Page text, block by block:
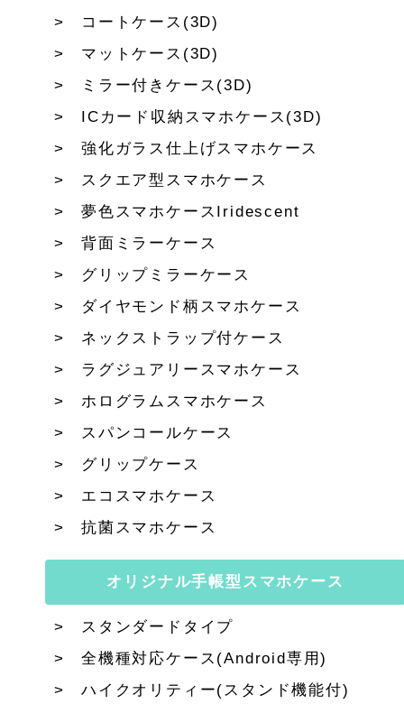
コートケース(3D)
マットケース(3D)
ミラー付きケース(3D)
ICカード収納スマホケース(3D)
強化ガラス仕上げスマホケース
スクエア型スマホケース
夢色スマホケースIridescent
背面ミラーケース
グリップミラーケース
ダイヤモンド柄スマホケース
ネックストラップ付ケース
ラグジュアリースマホケース
ホログラムスマホケース
スパンコールケース
グリップケース
エコスマホケース
抗菌スマホケース
オリジナル手帳型スマホケース
スタンダードタイプ
全機種対応ケース(Android専用)
ハイクオリティー(スタンド機能付)